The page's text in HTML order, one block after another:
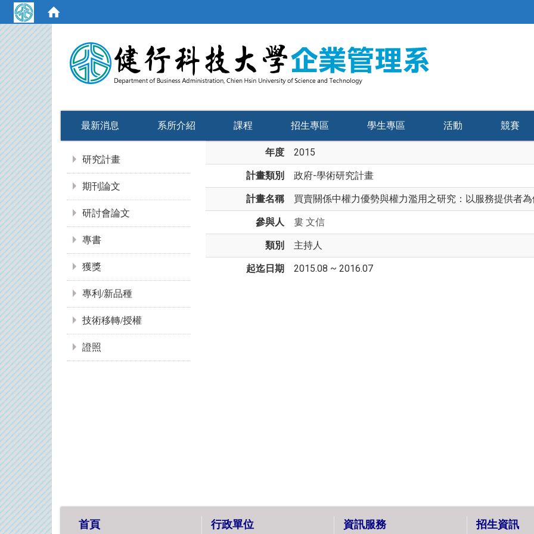
最新消息 系所介紹 課程 招生專區 學生專區 活動 競賽
研究計畫
期刊論文
研討會論文
專書
獲獎
專利/新品種
技術移轉/授權
證照
年度 2015
計畫類別 政府-學術研究計畫
計畫名稱 買賣關係中權力優勢與權力濫用之研究：以服務提供者
參與人 婁 文信
類別 主持人
起迄日期 2015.08 ~ 2016.07
首頁 行政單位 資訊服務 招生資訊